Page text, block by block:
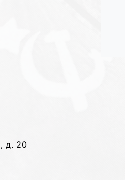
д. 20